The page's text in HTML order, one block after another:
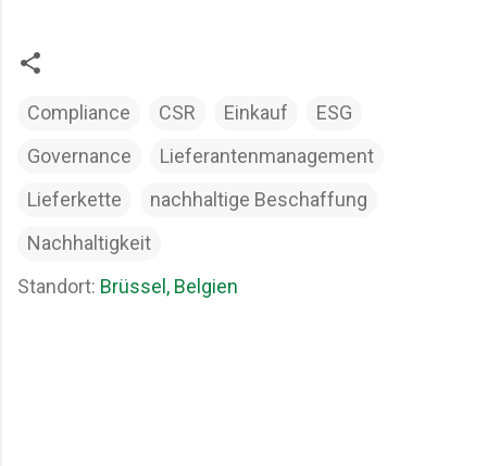
Compliance CSR Einkauf
ESG
Governance
Lieferantenmanagement
Lieferkette
nachhaltige Beschaffung
Nachhaltigkeit
Standort: Brüssel, Belgien